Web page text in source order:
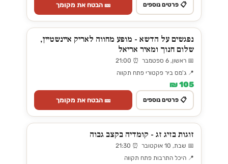
📋 פרטים נוספים 🎫 הבטח את מקומך
נפגשים על הדשא - מופע מחווה לאריק איינשטיין,
שלום חנוך ומאיר אריאל
📅 ראשון, 6 ספטמבר ⏰ 21:00
📍 ג'מס ביר פקטורי פתח תקווה
105 ₪
📋 פרטים נוספים 🎫 הבטח את מקומך
זוגות בזיג זג - קומדיה בקצב גבוה
📅 שבת, 10 אוקטובר ⏰ 21:30
📍 היכל התרבות פתח תקווה